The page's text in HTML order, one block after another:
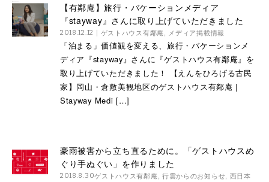
【有鄰庵】旅行・バケーションメディア
『stayway』さんに取り上げていただきました
2018.12.12 ゲストハウス有鄰庵 メディア掲載情報
「泊まる」価値観を変える、旅行・バケーションメ
ディア『stayway』さんに『ゲストハウス有鄰庵』を
取り上げていただきました！ 【えんをひろげる古民
家】岡山・倉敷美観地区のゲストハウス有鄰庵 |
Stayway Medi […]
豪雨被害から立ち直るために。「ゲストハウスめ
ぐり手ぬぐい」を作りました
2018.8.30ゲストハウス有鄰庵 行雲からのお知らせ 西日本